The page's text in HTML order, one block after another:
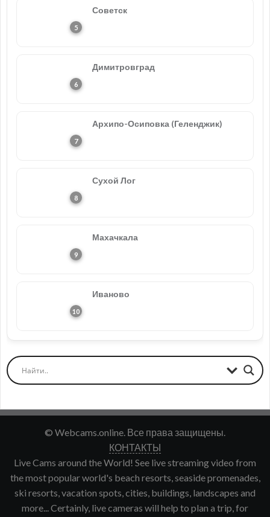
Советск
Димитровград
Архипо-Осиповка (Геленджик)
Сухой Лог
Махачкала
Иваново
© Webcams.online. Все права защищены.
КОНТАКТЫ
Live Cams around the World! See live streaming video from
the most popular world's beach resorts, seaside promenades,
ski resorts, vacation spots, cities, buildings, landscapes and
more... Certainly, live cameras will help to plan a trip, for